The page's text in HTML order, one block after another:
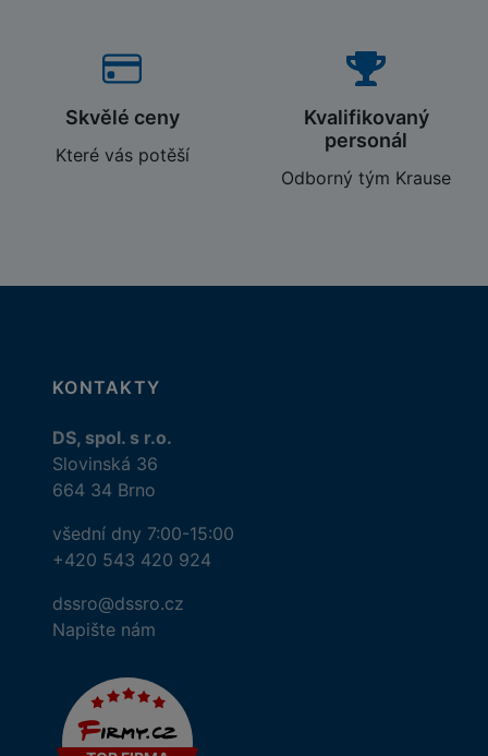
Skvělé ceny
Které vás potěší
Kvalifikovaný
personál
Odborný tým Krause
KONTAKTY
DS, spol. s r.o.
Slovinská 36
664 34 Brno
všední dny 7:00-15:00
+420 543 420 924
dssro@dssro.cz
Napište nám